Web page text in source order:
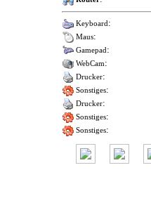
Keyboard:
Maus:
Gamepad:
WebCam:
Drucker:
Sonstiges:
Drucker:
Sonstiges:
Sonstiges: